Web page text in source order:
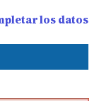
los datos